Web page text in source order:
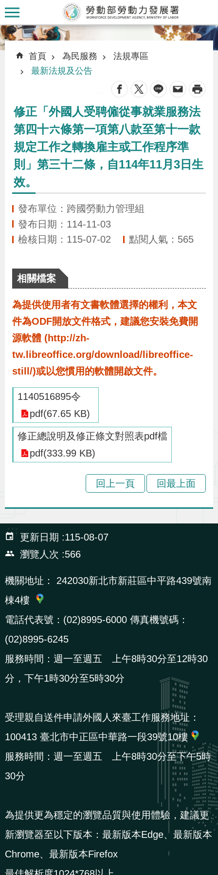
跳到主要內容區塊
認
識
本
署
訊
息
發
布
民
服
務
業
務
專
區
專
區
相
連
結
網
導
覽
民
信
箱
文
客
服
統
資
訊
E
g
l
h
回
頁
R
S
隱
私
資
訊
全
:::
::: 首頁 為民服務
法規專區
最新法規及公告
修正「外國人受聘僱從事就業服務法
第四十六條第一項第八款至第十一款
規定工作之轉換雇主或工作程序準
則」第三十二條，自114年11月3日生
效。
發布單位：跨國勞動力管理組
發布日期：114-11-03
檢核日期：115-07-02
點閱人氣：565
相關檔案
為提供使用者有文書軟體選擇的權利，本文
件為ODF開放文件格式，建議您安裝免費開
源軟體 (http://zh-
tw.libreoffice.org/download/libreoffice-
still/)或以您慣用的軟體開啟文件。
1140516895令
pdf(67.65 KB)
修正總說明及修正條文對照表pdf檔
pdf(333.99 KB)
回上一頁 回最上面
:::
更新日期
115-08-07
瀏覽人次
566
機關地址：
242030新北市新莊區中平路439號南
棟4樓
電話代表號：(02)8995-6000 傳真機號碼：
(02)8995-6245
服務時間：週一至週五 上午8時30分至12時30
分，下午1時30分至5時30分
受理親自送件申請外國人來臺工作服務地址：
100413 臺北市中正區中華路一段39號10樓
服務時間：週一至週五 上午8時30分至下午5時
30分
為提供更為穩定的瀏覽品質與使用體驗，建議更
新瀏覽器至以下版本：最新版本Edge、最新版本
Chrome、最新版本Firefox